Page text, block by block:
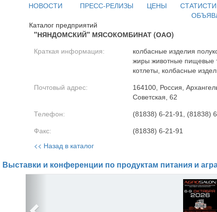
НОВОСТИ ПРЕСС-РЕЛИЗЫ ЦЕНЫ
Каталог предприятий
"НЯНДОМСКИЙ" МЯСОКОМБИНАТ (ОАО)
Краткая информация:
колбасные изделия
жиры животные пищевые
котлеты, колбасные
Почтовый адрес:
164100, Россия,
Советская, 62
Телефон: (81838) 6-21-91, (81838)
Факс: (81838) 6-21-91
<< Назад в каталог
Выставки и конференции по продуктам питания и